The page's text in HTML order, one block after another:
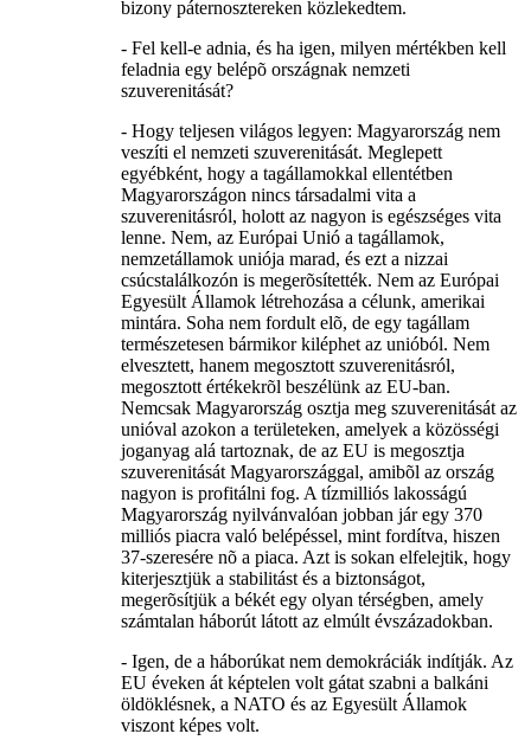
bizony páternosztereken közlekedtem.
- Fel kell-e adnia, és ha igen, milyen mértékben kell
feladnia egy belépõ országnak nemzeti
szuverenitását?
- Hogy teljesen világos legyen: Magyarország nem
veszíti el nemzeti szuverenitását. Meglepett
egyébként, hogy a tagállamokkal ellentétben
Magyarországon nincs társadalmi vita a
szuverenitásról, holott az nagyon is egészséges vita
lenne. Nem, az Európai Unió a tagállamok,
nemzetállamok uniója marad, és ezt a nizzai
csúcstalálkozón is megerõsítették. Nem az Európai
Egyesült Államok létrehozása a célunk, amerikai
mintára. Soha nem fordult elõ, de egy tagállam
természetesen bármikor kiléphet az unióból. Nem
elvesztett, hanem megosztott szuverenitásról,
megosztott értékekrõl beszélünk az EU-ban.
Nemcsak Magyarország osztja meg szuverenitását az
unióval azokon a területeken, amelyek a közösségi
joganyag alá tartoznak, de az EU is megosztja
szuverenitását Magyarországgal, amibõl az ország
nagyon is profitálni fog. A tízmilliós lakosságú
Magyarország nyilvánvalóan jobban jár egy 370
milliós piacra való belépéssel, mint fordítva, hiszen
37-szeresére nõ a piaca. Azt is sokan elfelejtik, hogy
kiterjesztjük a stabilitást és a biztonságot,
megerõsítjük a békét egy olyan térségben, amely
számtalan háborút látott az elmúlt évszázadokban.
- Igen, de a háborúkat nem demokráciák indítják. Az
EU éveken át képtelen volt gátat szabni a balkáni
öldöklésnek, a NATO és az Egyesült Államok
viszont képes volt.